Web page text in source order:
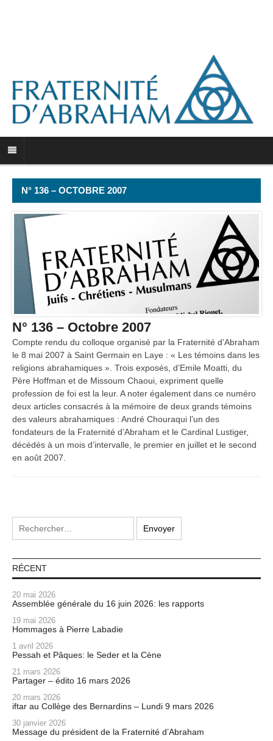
N° 136 – OCTOBRE 2007
N° 136 – Octobre 2007
Compte rendu du colloque organisé par la Fraternité d’Abraham
le 8 mai 2007 à Saint Germain en Laye : « Les témoins dans les
religions abrahamiques ». Trois exposés, d’Emile Moatti, du
Père Hoffman et de Missoum Chaoui, expriment quelle
profession de foi est la leur. A noter également dans ce numéro
deux articles consacrés à la mémoire de deux grands témoins
des valeurs abrahamiques : André Chouraqui l’un des
fondateurs de la Fraternité d’Abraham et le Cardinal Lustiger,
décédés à un mois d’intervalle, le premier en juillet et le second
en août 2007.
RÉCENT
20 mai 2026
Assemblée générale du 16 juin 2026: les rapports
19 mai 2026
Hommages à Pierre Labadie
1 avril 2026
Pessah et Pâques: le Seder et la Cène
21 mars 2026
Partager – édito 16 mars 2026
20 mars 2026
iftar au Collège des Bernardins – Lundi 9 mars 2026
30 janvier 2026
Message du président de la Fraternité d’Abraham